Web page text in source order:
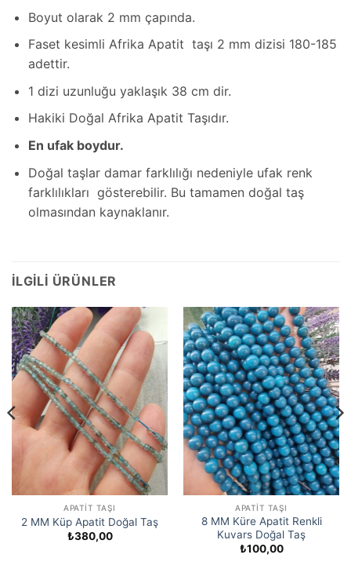
Boyut olarak 2 mm çapında.
Faset kesimli Afrika Apatit taşı 2 mm dizisi 180-185
adettir.
1 dizi uzunluğu yaklaşık 38 cm dir.
Hakiki Doğal Afrika Apatit Taşıdır.
En ufak boydur.
Doğal taşlar damar farklılığı nedeniyle ufak renk
farklılıkları gösterebilir. Bu tamamen doğal taş
olmasından kaynaklanır.
İLGILI ÜRÜNLER
APATIT TAŞI
2 MM Küp Apatit Doğal Taş
₺380,00
APATIT TAŞI
8 MM Küre Apatit Renkli
Kuvars Doğal Taş
₺100,00